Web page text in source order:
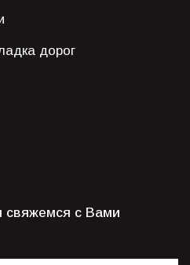
дорог
свяжемся с Вами